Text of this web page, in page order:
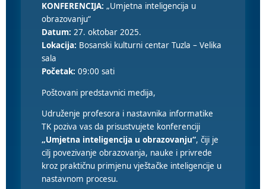
KONFERENCIJA: „Umjetna inteligencija u
obrazovanju“
Datum: 27. oktobar 2025.
Lokacija: Bosanski kulturni centar Tuzla – Velika
sala
Početak: 09:00 sati
Poštovani predstavnici medija,
Udruženje profesora i nastavnika informatike
TK poziva vas da prisustvujete konferenciji
„Umjetna inteligencija u obrazovanju“, čiji je
cilj povezivanje obrazovanja, nauke i privrede
kroz praktičnu primjenu vještačke inteligencije u
nastavnom procesu.